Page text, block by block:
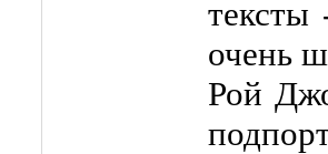
тексты
очень
Рой